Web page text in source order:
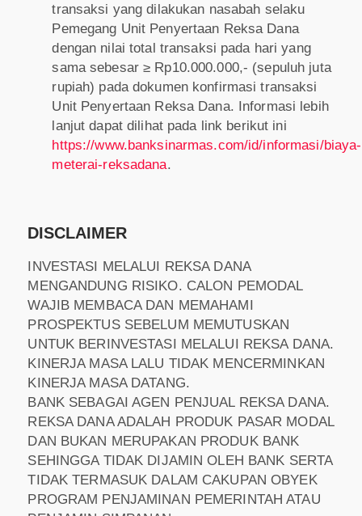
transaksi yang dilakukan nasabah selaku
Pemegang Unit Penyertaan Reksa Dana
dengan nilai total transaksi pada hari yang
sama sebesar ≥ Rp10.000.000,- (sepuluh juta
rupiah) pada dokumen konfirmasi transaksi
Unit Penyertaan Reksa Dana. Informasi lebih
lanjut dapat dilihat pada link berikut ini
https://www.banksinarmas.com/id/informasi/biaya-
meterai-reksadana.
DISCLAIMER
INVESTASI MELALUI REKSA DANA
MENGANDUNG RISIKO. CALON PEMODAL
WAJIB MEMBACA DAN MEMAHAMI
PROSPEKTUS SEBELUM MEMUTUSKAN
UNTUK BERINVESTASI MELALUI REKSA DANA.
KINERJA MASA LALU TIDAK MENCERMINKAN
KINERJA MASA DATANG.
BANK SEBAGAI AGEN PENJUAL REKSA DANA.
REKSA DANA ADALAH PRODUK PASAR MODAL
DAN BUKAN MERUPAKAN PRODUK BANK
SEHINGGA TIDAK DIJAMIN OLEH BANK SERTA
TIDAK TERMASUK DALAM CAKUPAN OBYEK
PROGRAM PENJAMINAN PEMERINTAH ATAU